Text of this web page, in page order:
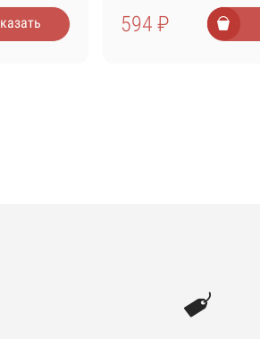
594 ₽